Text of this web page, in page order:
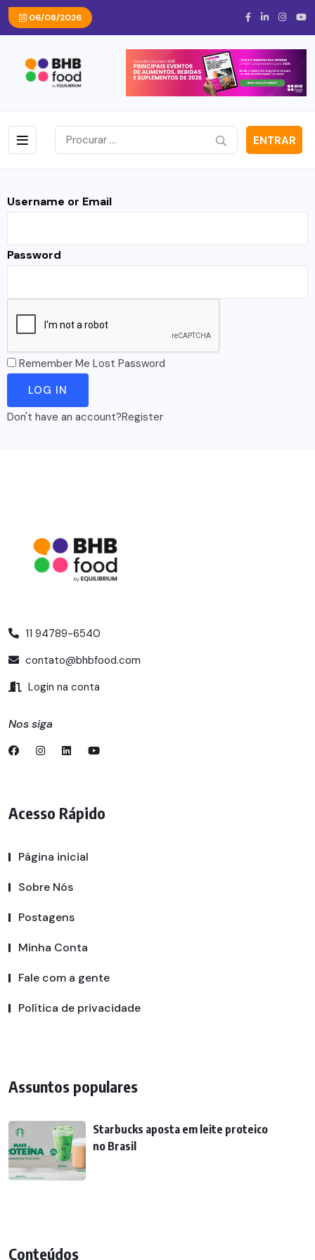
06/08/2026
ENTRAR
Username or Email
Password
Remember Me Lost Password
Don't have an account?Register
11 94789-6540
contato@bhbfood.com
Login na conta
Nos siga
Acesso Rápido
Página inicial
Sobre Nós
Postagens
Minha Conta
Fale com a gente
Política de privacidade
Assuntos populares
Starbucks aposta em leite proteico
no Brasil
Conteúdos